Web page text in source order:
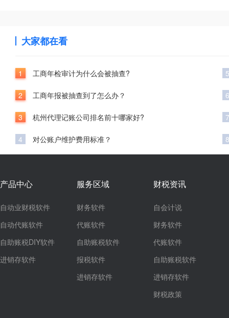
大家都在看
1 工商年检审计为什么会被抽查?
2 工商年报被抽查到了怎么办？
3 杭州代理记账公司排名前十哪家好?
4 对公账户维护费用标准？
5
6
7
8
产品中心
自动业财税软件
自动代账软件
自助账税DIY软件
进销存软件
服务区域
财务软件
代账软件
自助账税软件
报税软件
进销存软件
财税资讯
自会计说
财务软件
代账软件
自助账税软件
进销存软件
财税政策